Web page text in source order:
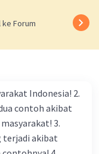
ke Forum
Indonesia! 2.
contoh akibat
3.
terjadi akibat